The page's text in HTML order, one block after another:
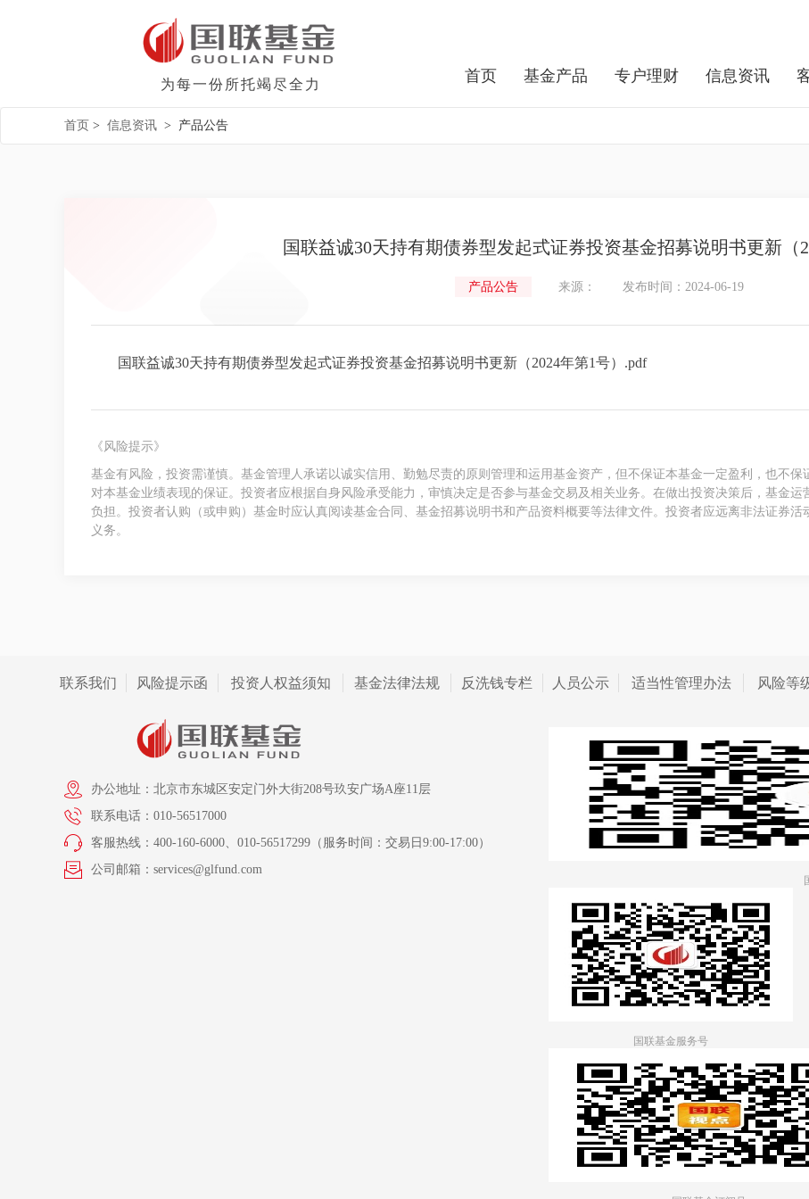
为每一份所托竭尽全力 首页 基金产品 专户理财 信息资讯
首页 > 信息资讯 > 产品公告
国联益诚30天持有期债券型发起式证券投资基金招募说明书更新（
产品公告 来源： 发布时间：2024-06-19
国联益诚30天持有期债券型发起式证券投资基金招募说明书更新（2024年第1号）.pdf
《风险提示》
基金有风险，投资需谨慎。基金管理人承诺以诚实信用、勤勉尽责的原则管理和运用基金资产，但不保证本基金一定盈利，也不
对本基金业绩表现的保证。投资者应根据自身风险承受能力，审慎决定是否参与基金交易及相关业务。在做出投资决策后，基金
负担。投资者认购（或申购）基金时应认真阅读基金合同、基金招募说明书和产品资料概要等法律文件。投资者应远离非法证券
义务。
联系我们 风险提示函 投资人权益须知 基金法律法规 反洗钱专栏 人员公示 适当性管理办法 风险等
办公地址：北京市东城区安定门外大街208号玖安广场A座11层
联系电话：010-56517000
客服热线：400-160-6000、010-56517299（服务时间：交易日9:00-17:00）
公司邮箱：services@glfund.com
国联基金服务号